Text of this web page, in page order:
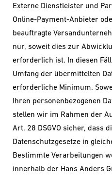
Externe Dienstleister und
Online-Payment-Anbieter
beauftragte
nur, soweit dies zur
erforderlich ist. In diesen
Umfang der übermittelten
erforderliche Minimum.
Ihren personenbezogenen
stellen wir im Rahmen der
Art. 28 DSGVO sicher, dass
Datenschutzgesetze in
Bestimmte Verarbeitungen
innerhalb der Hans Anders